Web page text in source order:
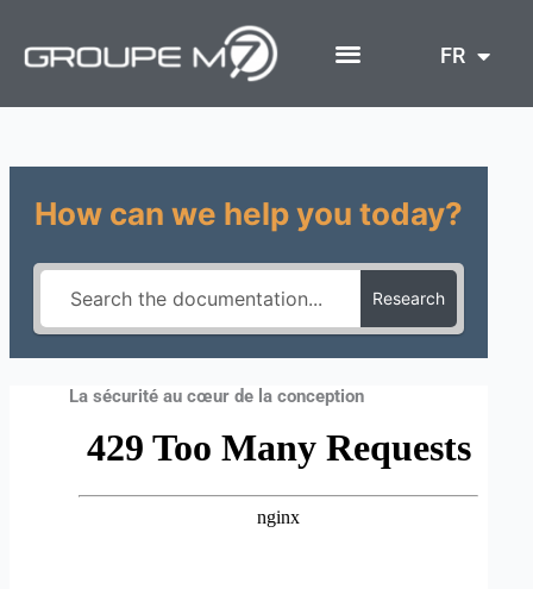
contenu
FR
How can we help you today?
Research
La sécurité au cœur de la conception